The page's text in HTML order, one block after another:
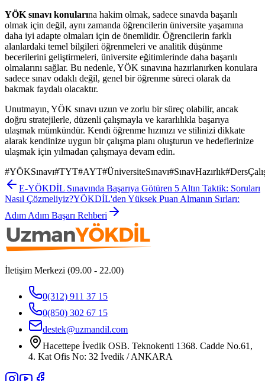
YÖK sınavı konularına hakim olmak, sadece sınavda başarılı
olmak için değil, aynı zamanda öğrencilerin üniversite yaşamına
daha iyi adapte olmaları için de önemlidir. Öğrencilerin farklı
alanlardaki temel bilgileri öğrenmeleri ve analitik düşünme
becerilerini geliştirmeleri, üniversite eğitimlerinde daha başarılı
olmalarını sağlar. Bu nedenle, YÖK sınavına hazırlanırken konulara
sadece sınav odaklı değil, genel bir öğrenme süreci olarak da
bakmak faydalı olacaktır.
Unutmayın, YÖK sınavı uzun ve zorlu bir süreç olabilir, ancak
doğru stratejilerle, düzenli çalışmayla ve kararlılıkla başarıya
ulaşmak mümkündür. Kendi öğrenme hızınızı ve stilinizi dikkate
alarak kendinize uygun bir çalışma planı oluşturun ve hedeflerinize
ulaşmak için yılmadan çalışmaya devam edin.
#YÖKSınavı#TYT#AYT#ÜniversiteSınavı#SınavHazırlık#
E-YÖKDİL Sınavında Başarıya Götüren 5 Altın Taktik: Soruları
Nasıl Çözmeliyiz?YÖKDİL'den Yüksek Puan Almanın Sırları:
Adım Adım Başarı Rehberi
İletişim Merkezi (09.00 - 22.00)
0(312) 911 37 15
0(850) 302 67 15
destek@uzmandil.com
Hacettepe İvedik OSB. Teknokenti 1368. Cadde No.61,
4. Kat Ofis No: 32 İvedik / ANKARA